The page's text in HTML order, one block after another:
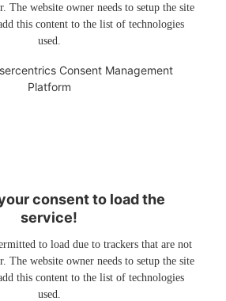
The website owner needs to setup the site
this content to the list of technologies
used.
Consent Management
Platform
consent to load the
service!
to load due to trackers that are not
The website owner needs to setup the site
this content to the list of technologies
used.